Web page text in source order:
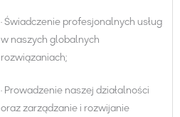
· Świadczenie profesjonalnych usług
w naszych globalnych
rozwiązaniach;
· Prowadzenie naszej działalności
oraz zarządzanie i rozwijanie